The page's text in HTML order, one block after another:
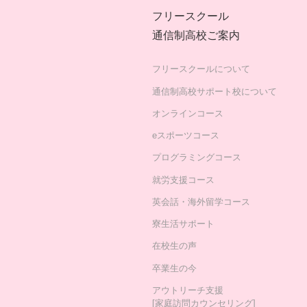
フリースクール
通信制高校ご案内
フリースクールについて
通信制高校サポート校について
オンラインコース
eスポーツコース
プログラミングコース
就労支援コース
英会話・海外留学コース
寮生活サポート
在校生の声
卒業生の今
アウトリーチ支援
[家庭訪問カウンセリング]